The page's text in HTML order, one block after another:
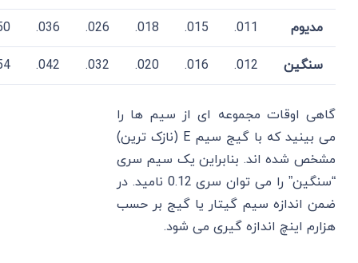
مدیوم 011.
015.
018.
026.
036.
سنگین 012.
016.
020.
032.
042.
گاهی اوقات مجموعه ای از سیم ها را
می بینید که با گیج سیم E (نازک ترین)
مشخص شده اند. بنابراین یک سیم سری
“سنگین” را می توان سری 0.12 نامید. در
ضمن اندازه سیم گیتار یا گیج بر حسب
هزارم اینچ اندازه گیری می شود.